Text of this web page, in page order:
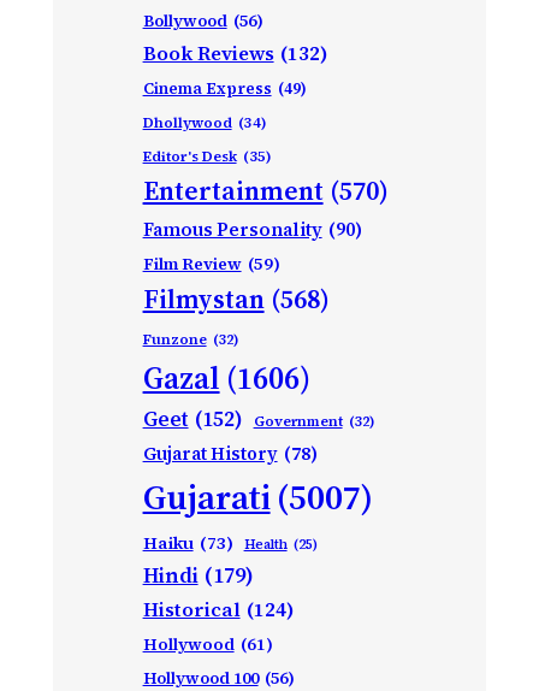
Bollywood (56)
Book Reviews (132)
Cinema Express (49)
Dhollywood (34)
Editor's Desk (35)
Entertainment (570)
Famous Personality (90)
Film Review (59)
Filmystan (568)
Funzone (32)
Gazal (1606)
Geet (152) Government (32)
Gujarat History (78)
Gujarati(5007)
Haiku (73) Health (25)
Hindi (179)
Historical (124)
Hollywood (61)
Hollywood 100 (56)